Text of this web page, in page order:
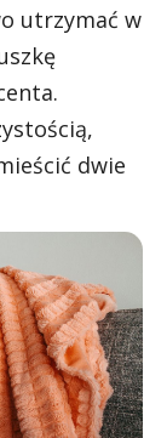
utrzymać w
dwie